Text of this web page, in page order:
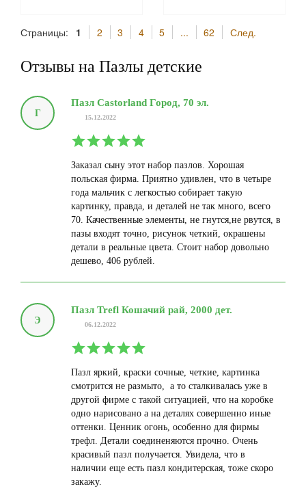
Страницы: 1 2 3 4 5 ... 62 След.
Отзывы на Пазлы детские
Г
Пазл Castorland Город, 70 эл.
15.12.2022
Заказал сыну этот набор пазлов. Хорошая
польская фирма. Приятно удивлен, что в четыре
года мальчик с легкостью собирает такую
картинку, правда, и деталей не так много, всего
70. Качественные элементы, не гнутся,не рвутся, в
пазы входят точно, рисунок четкий, окрашены
детали в реальные цвета. Стоит набор довольно
дешево, 406 рублей.
Э
Пазл Trefl Кошачий рай, 2000 дет.
06.12.2022
Пазл яркий, краски сочные, четкие, картинка
смотрится не размыто, а то сталкивалась уже в
другой фирме с такой ситуацией, что на коробке
одно нарисовано а на деталях совершенно иные
оттенки. Ценник огонь, особенно для фирмы
трефл. Детали соединеняются прочно. Очень
красивый пазл получается. Увидела, что в
наличии еще есть пазл кондитерская, тоже скоро
закажу.